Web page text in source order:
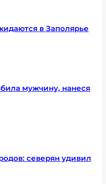
в Заполярье
мужчину, нанеся
северян удивил